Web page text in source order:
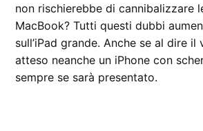
non rischierebbe di cannibalizzare
MacBook? Tutti questi dubbi
sull’iPad grande. Anche se al dire il
atteso neanche un iPhone con
sempre se sarà presentato.